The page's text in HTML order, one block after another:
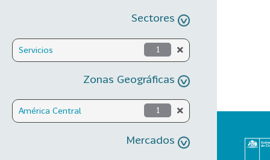
Sectores
Servicios 1
Zonas Geográficas
América Central 1
Mercados